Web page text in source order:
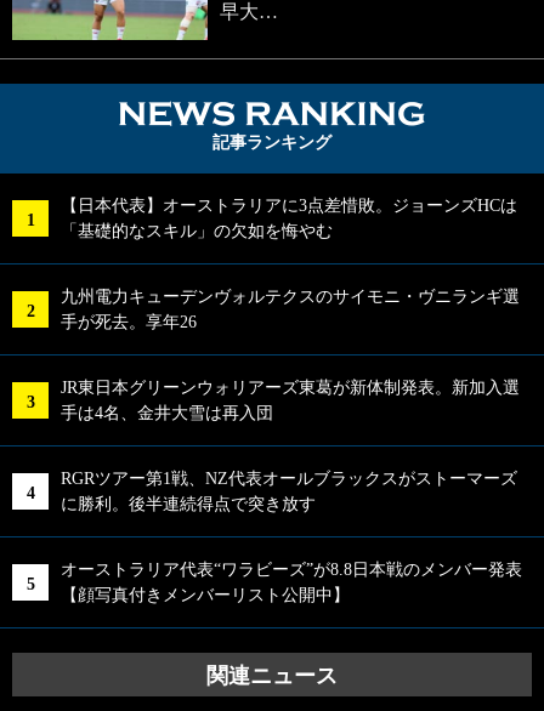
早大…
記事ランキング
【日本代表】オーストラリアに3点差惜敗。ジョーンズHCは
「基礎的なスキル」の欠如を悔やむ
九州電力キューデンヴォルテクスのサイモニ・ヴニランギ選
手が死去。享年26
JR東日本グリーンウォリアーズ東葛が新体制発表。新加入選
手は4名、金井大雪は再入団
RGRツアー第1戦、NZ代表オールブラックスがストーマーズ
に勝利。後半連続得点で突き放す
オーストラリア代表“ワラビーズ”が8.8日本戦のメンバー発表
【顔写真付きメンバーリスト公開中】
関連ニュース